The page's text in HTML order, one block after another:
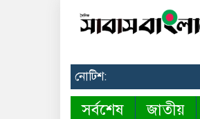
নোটিশ:
সর্বশেষ জাতীয়